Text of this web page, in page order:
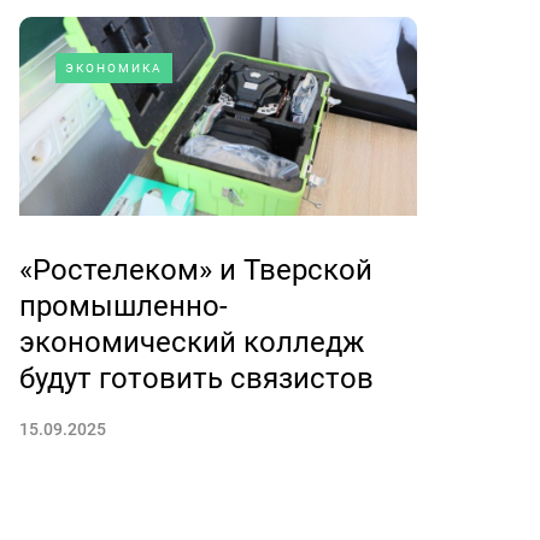
ЭКОНОМИКА
«Ростелеком» и Тверской
промышленно-
экономический колледж
будут готовить связистов
15.09.2025